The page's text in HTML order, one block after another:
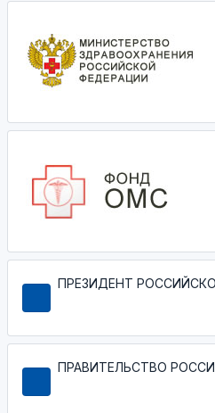
ПРЕЗИДЕНТ
ПРАВИТЕЛЬСТВО